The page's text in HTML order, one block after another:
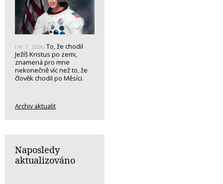
(19. 7. 2026) To, že chodil
Ježíš Kristus po zemi,
znamená pro mne
nekonečně víc než to, že
člověk chodil po Měsíci.
Archiv aktualit
Naposledy
aktualizováno